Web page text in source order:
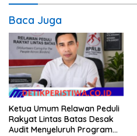
Baca Juga
Ketua Umum Relawan Peduli
Rakyat Lintas Batas Desak
Audit Menyeluruh Program